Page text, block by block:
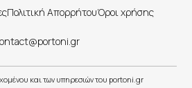
Πολιτική ΑπορρήτουΌροι χρήσης
και των υπηρεσιών του portoni.gr